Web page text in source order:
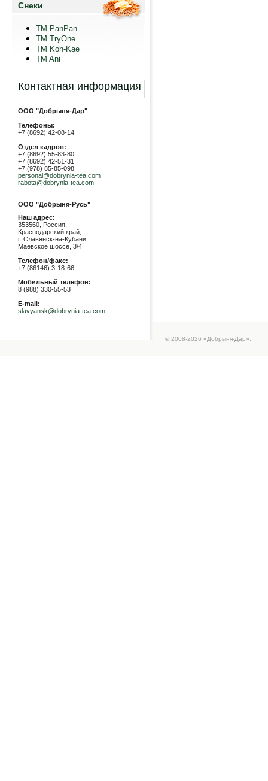
Снеки
TM PanPan
ТМ TryOne
ТМ Koh-Kae
TM Ani
Контактная информация
ООО "Добрыня-Дар"
Телефоны:
+7 (8692) 42-08-14
Отдел кадров:
+7 (8692) 55-83-80
+7 (8692) 42-51-31
+7 (978) 85-85-098
personal@dobrynia-tea.com
rabota@dobrynia-tea.com
ООО "Добрыня-Русь"
Наш адрес:
353560, Россия,
Краснодарский край,
г. Славянск-на-Кубани,
Маевское шоссе, 3/4
Телефон/факс:
+7 (86146) 3-18-66
Мобильный телефон:
8 (988) 330-55-53
E-mail:
slavyansk@dobrynia-tea.com
© 2008-2026 «Добрыня-Дар».